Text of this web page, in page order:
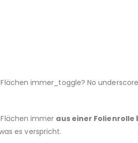
immer_toggle? No
immer aus einer
es verspricht.